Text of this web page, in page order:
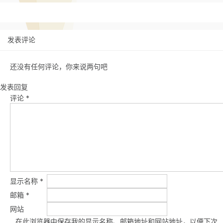
发表评论
还没有任何评论，你来说两句吧
发表回复
评论 *
显示名称 *
邮箱 *
网站
在此浏览器中保存我的显示名称、邮箱地址和网站地址，以便下次